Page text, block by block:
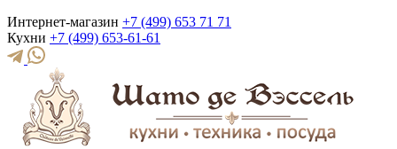
Интернет-магазин +7 (499) 653 71 71
Кухни +7 (499) 653-61-61